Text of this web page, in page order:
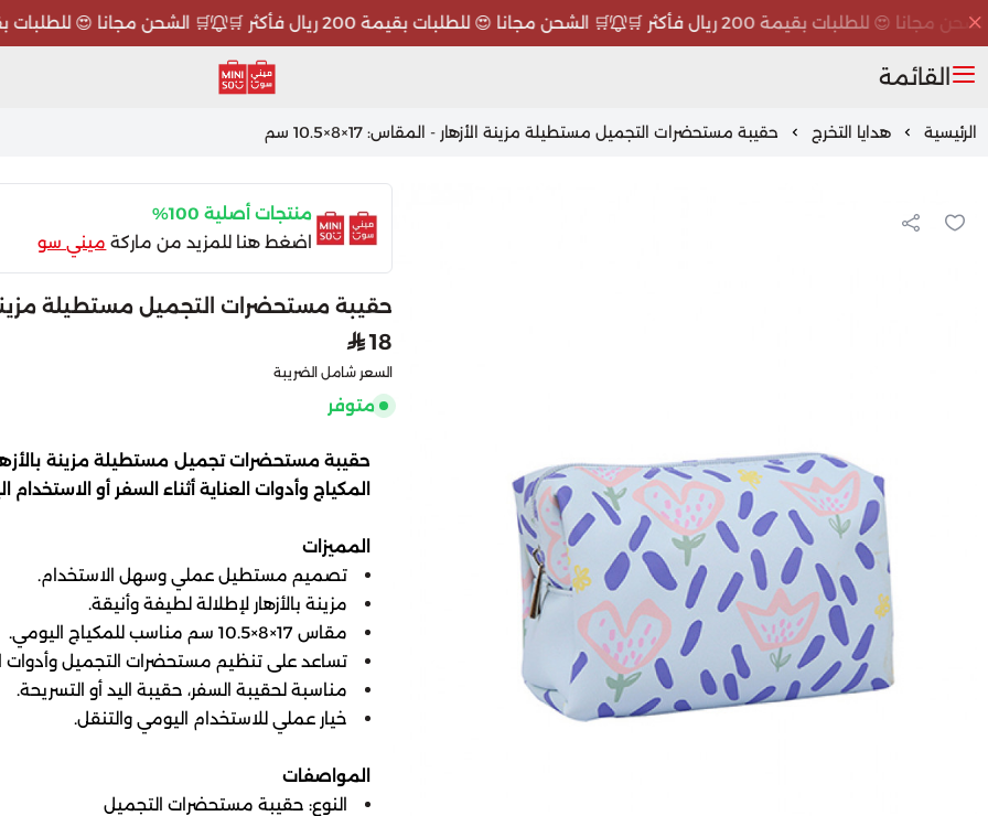
مجانا 😍 للطلبات بقيمة 200 ريال فأكثر 🛒 🛒 الشحن مجانا 😍 للطلبات بقيمة 200 ريال فأكثر 🛒 🛒 الشحن مجانا 😍 للطلبات بقيمة 200 ريال
القائمة ميني سو MINISO
الرئيسية هدايا التخرج حقيبة مستحضرات التجميل مستطيلة مزينة الأزهار - المقاس: 17×8×10.5 سم
منتجات أصلية 100%
اضغط هنا للمزيد من ماركة ميني سو
حقيبة مستحضرات التجميل مستطيلة مزينة
18
السعر شامل الضريبة
متوفر
المكياج وأدوات العناية أثناء السفر أو الاستخدام
المميزات
تصميم مستطيل عملي وسهل الاستخدام.
مزينة بالأزهار لإطلالة لطيفة وأنيقة.
مقاس 17×8×10.5 سم مناسب للمكياج اليومي.
تساعد على تنظيم مستحضرات التجميل وأدوات
مناسبة لحقيبة السفر، حقيبة اليد أو التسريحة.
خيار عملي للاستخدام اليومي والتنقل.
المواصفات
النوع: حقيبة مستحضرات التجميل